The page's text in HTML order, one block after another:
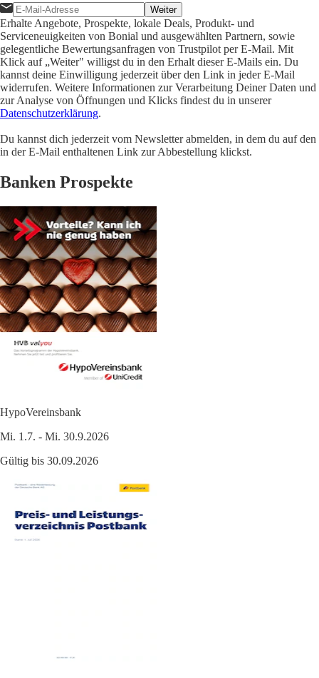
Weiter
Erhalte Angebote, Prospekte, lokale Deals, Produkt- und
Serviceneuigkeiten von Bonial und ausgewählten Partnern, sowie
gelegentliche Bewertungsanfragen von Trustpilot per E-Mail. Mit
Klick auf „Weiter" willigst du in den Erhalt dieser E-Mails ein. Du
kannst deine Einwilligung jederzeit über den Link in jeder E-Mail
widerrufen. Weitere Informationen zur Verarbeitung Deiner Daten und
zur Analyse von Öffnungen und Klicks findest du in unserer
Datenschutzerklärung.
Du kannst dich jederzeit vom Newsletter abmelden, in dem du auf den
in der E-Mail enthaltenen Link zur Abbestellung klickst.
Banken Prospekte
HypoVereinsbank
Mi. 1.7. - Mi. 30.9.2026
Gültig bis 30.09.2026